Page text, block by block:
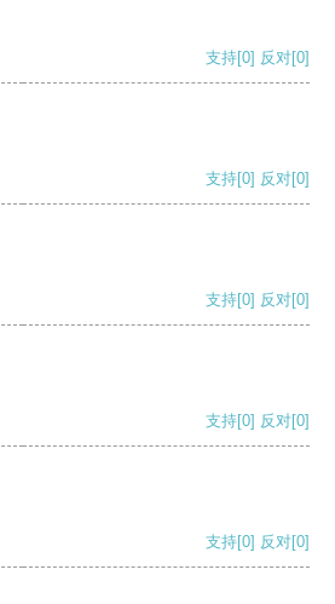
支持[0] 反对[0]
支持[0] 反对[0]
支持[0] 反对[0]
支持[0] 反对[0]
支持[0] 反对[0]